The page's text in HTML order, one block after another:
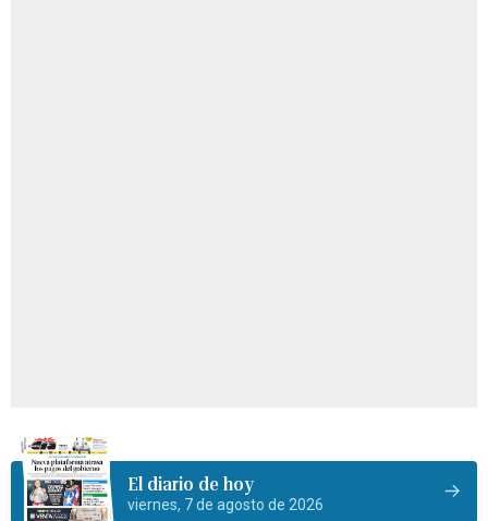
El diario de hoy
viernes, 7 de agosto de 2026